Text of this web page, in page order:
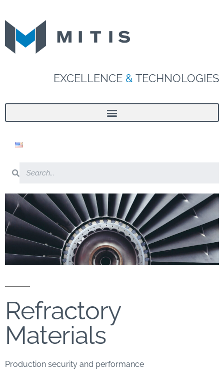
EXCELLENCE & TECHNOLOGIES
Refractory
Materials
Production security and performance